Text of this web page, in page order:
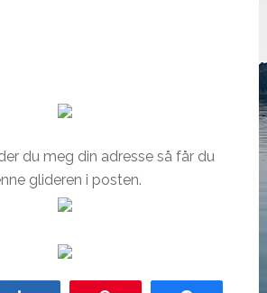
du meg din adresse så får du
glideren i posten.